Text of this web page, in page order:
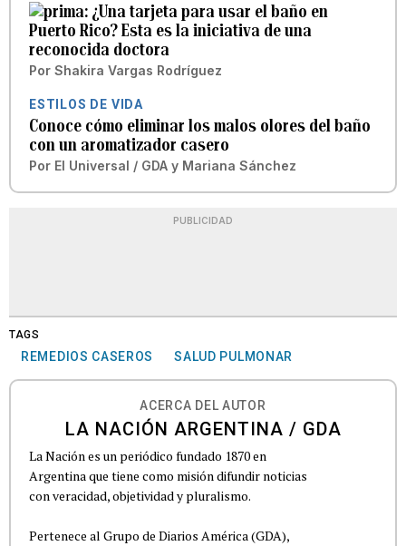
¿Una tarjeta para usar el baño en
Puerto Rico? Esta es la iniciativa de una
reconocida doctora
Por Shakira Vargas Rodríguez
ESTILOS DE VIDA
Conoce cómo eliminar los malos olores del baño
con un aromatizador casero
Por El Universal / GDA y Mariana Sánchez
PUBLICIDAD
TAGS
REMEDIOS CASEROS SALUD PULMONAR
ACERCA DEL AUTOR
LA NACIÓN ARGENTINA / GDA
La Nación es un periódico fundado 1870 en
Argentina que tiene como misión difundir noticias
con veracidad, objetividad y pluralismo.
Pertenece al Grupo de Diarios América (GDA),